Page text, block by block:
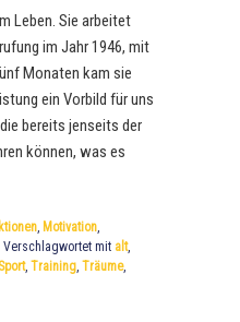
Leben. Sie arbeitet
im Jahr 1946, mit
Monaten kam sie
ein Vorbild für uns
bereits jenseits der
können, was es
, Motivation,
Verschlagwortet mit alt,
Sport, Training, Träume,